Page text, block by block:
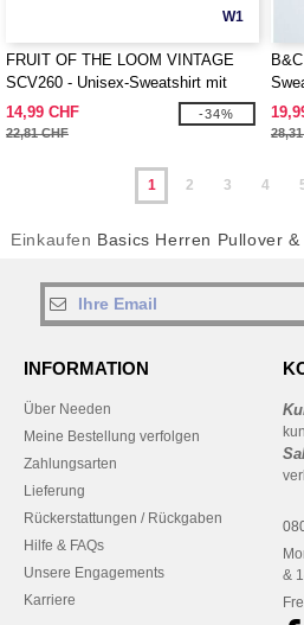
W1
FRUIT OF THE LOOM VINTAGE
SCV260 - Unisex-Sweatshirt mit
rundem Halsausschnitt mit Fruit of
the Loom-Logo
14,99 CHF
22,81 CHF
-34%
1 2 3 4
Einkaufen Basics Herren Pullover &
INFORMATION
Über Needen
Meine Bestellung verfolgen
Zahlungsarten
Lieferung
Rückerstattungen / Rückgaben
Hilfe & FAQs
Unsere Engagements
Karriere
&